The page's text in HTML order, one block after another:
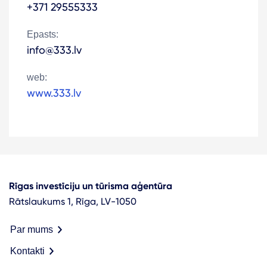
+371 29555333
Epasts:
info@333.lv
web:
www.333.lv
Rīgas investīciju un tūrisma aģentūra
Rātslaukums 1, Rīga, LV-1050
Par mums
Kontakti